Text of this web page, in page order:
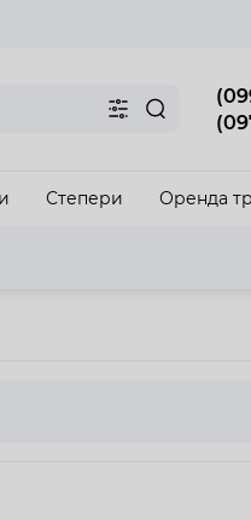
Степери Оренда
Закрити